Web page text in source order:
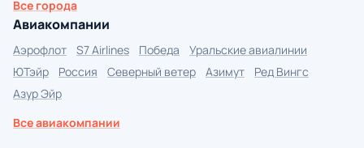
Все города
Авиакомпании
Аэрофлот S7 Airlines Победа
Уральские авиалинии
ЮТэйр
Россия Северный ветер Азимут
Ред Вингс
Азур Эйр
Все авиакомпании